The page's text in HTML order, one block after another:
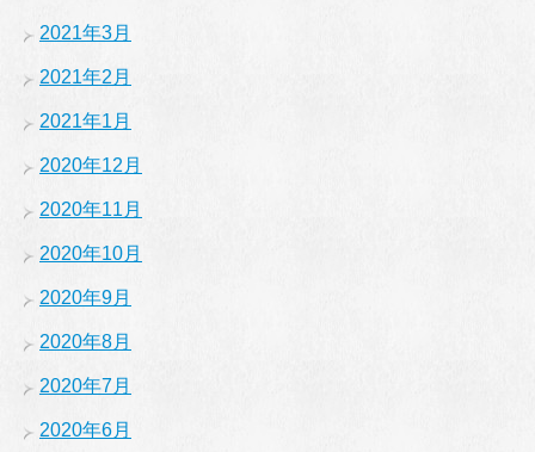
2021年3月
2021年2月
2021年1月
2020年12月
2020年11月
2020年10月
2020年9月
2020年8月
2020年7月
2020年6月